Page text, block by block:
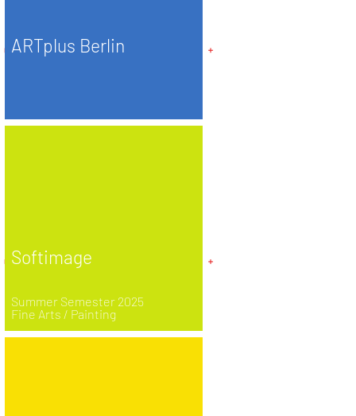
ARTplus Berlin
Softimage
Summer Semester 2025
Fine Arts / Painting